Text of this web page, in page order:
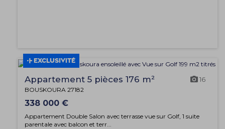
EXCLUSIVITÉ
Appartement 5 pièces 176 m² 16
BOUSKOURA 27182
338 000 €
Appartement Double Salon avec terrasse vue sur Golf, 1 suite
parentale avec balcon et terr...